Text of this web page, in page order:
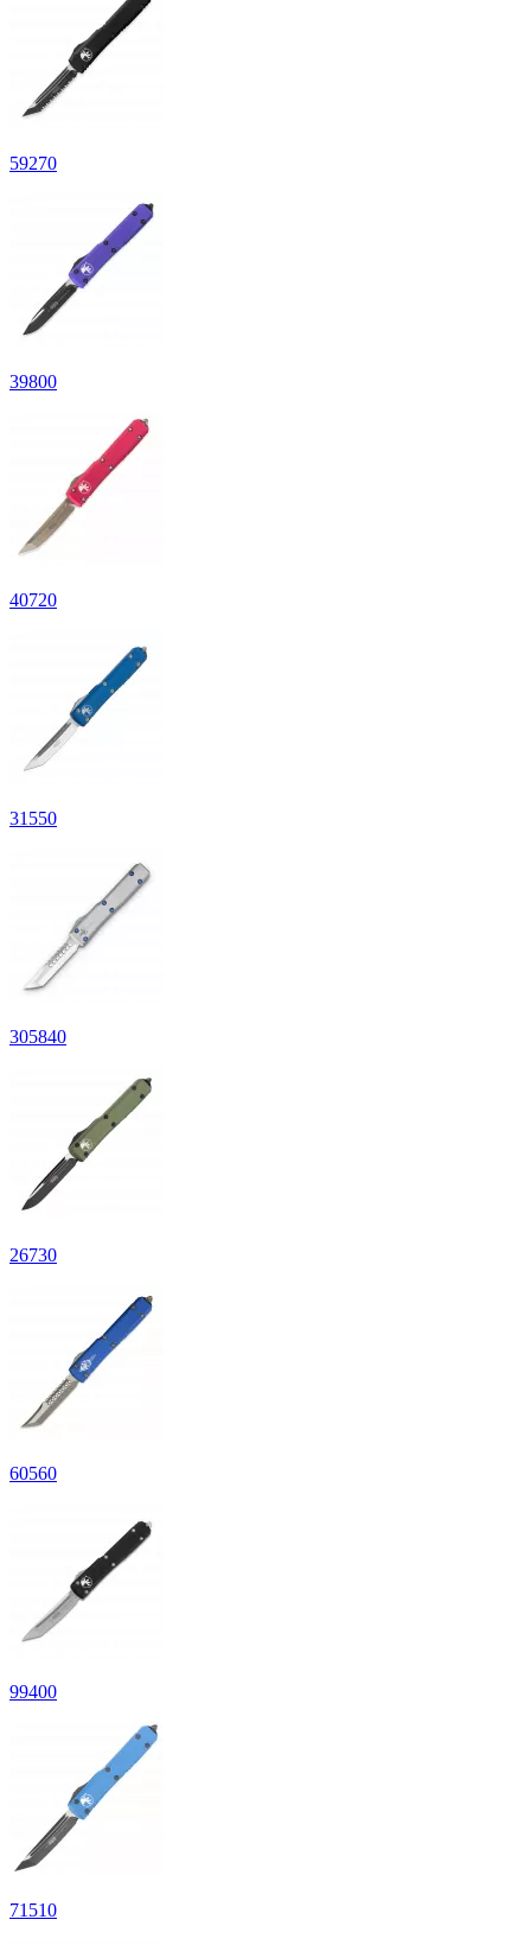
59270
39800
40720
31 550
305840
26730
60560
99400
71 510